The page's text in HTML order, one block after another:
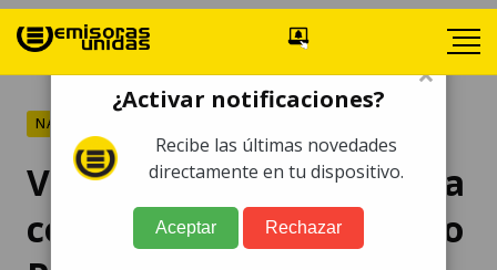
NACIONALES
Virginia Laparra renuncia
como fiscal del Ministerio
×
¿Activar notificaciones?
Recibe las últimas novedades
directamente en tu dispositivo.
Aceptar Rechazar